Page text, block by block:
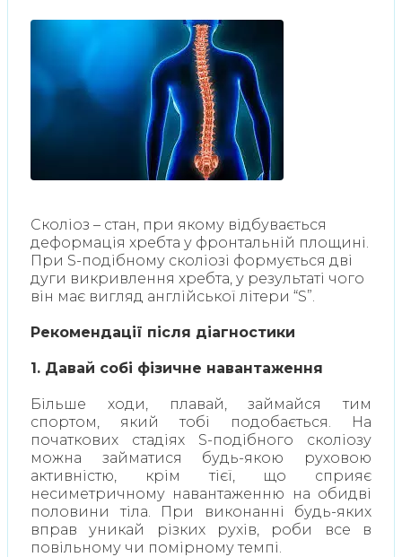
Сколіоз – стан, при якому відбувається
деформація хребта у фронтальній площині.
При S-подібному сколіозі формується дві
дуги викривлення хребта, у результаті чого
він має вигляд англійської літери “S”.
Рекомендації після діагностики
1. Давай собі фізичне навантаження
Більше ходи, плавай, займайся тим
спортом, який тобі подобається. На
початкових стадіях S-подібного сколіозу
можна займатися будь-якою руховою
активністю, крім тієї, що сприяє
несиметричному навантаженню на обидві
половини тіла. При виконанні будь-яких
вправ уникай різких рухів, роби все в
повільному чи помірному темпі.